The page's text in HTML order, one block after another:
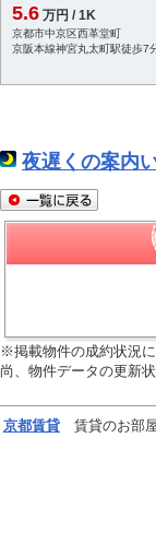
5.6 万円 / 1K
京都市中京区西革堂町
京阪本線神宮丸太町駅徒歩7
夜遅くの案内
※掲載物件の成約状況
尚、物件データの更新
京都賃貸 賃貸のお部